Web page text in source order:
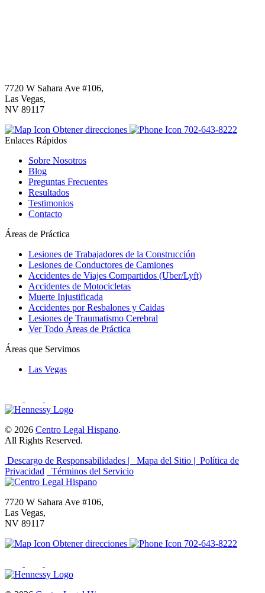
7720 W Sahara Ave #106,
Las Vegas,
NV 89117
Obtener direcciones
702-643-8222
Enlaces Rápidos
Sobre Nosotros
Blog
Preguntas Frecuentes
Resultados
Testimonios
Contacto
Áreas de Práctica
Lesiones de Trabajadores de la Construcción
Lesiones de Conductores de Camiones
Accidentes de Viajes Compartidos (Uber/Lyft)
Accidentes de Motocicletas
Muerte Injustificada
Accidentes por Resbalones y Caidas
Lesiones de Traumatismo Cerebral
Ver Todo Áreas de Práctica
Áreas que Servimos
Las Vegas
© 2026 Centro Legal Hispano.
All Rights Reserved.
Descargo de Responsabilidades |
Mapa del Sitio | Política de
Privacidad
Términos del Servicio
7720 W Sahara Ave #106,
Las Vegas,
NV 89117
Obtener direcciones
702-643-8222